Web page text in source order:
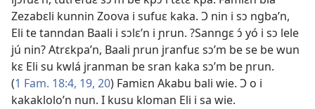
Zezabɛli kunnin Zoova i sufuɛ kaka. Ɔ nin i sɔ ngba’n,
Eli te tanndan Baali i sɔlɛ’n i ɲrun. ?Sanngɛ ɔ́ yó i sɔ lele
jú nin? Atrɛkpa’n, Baali ɲrun jranfuɛ sɔ’m be se be wun
kɛ Eli su kwlá jranman be sran kaka sɔ’m be ɲrun.
(1 Fam. 18:4, 19, 20) Famiɛn Akabu bali wie. Ɔ o i
kakaklolo’n nun. I kusu kloman Eli i sa wie.